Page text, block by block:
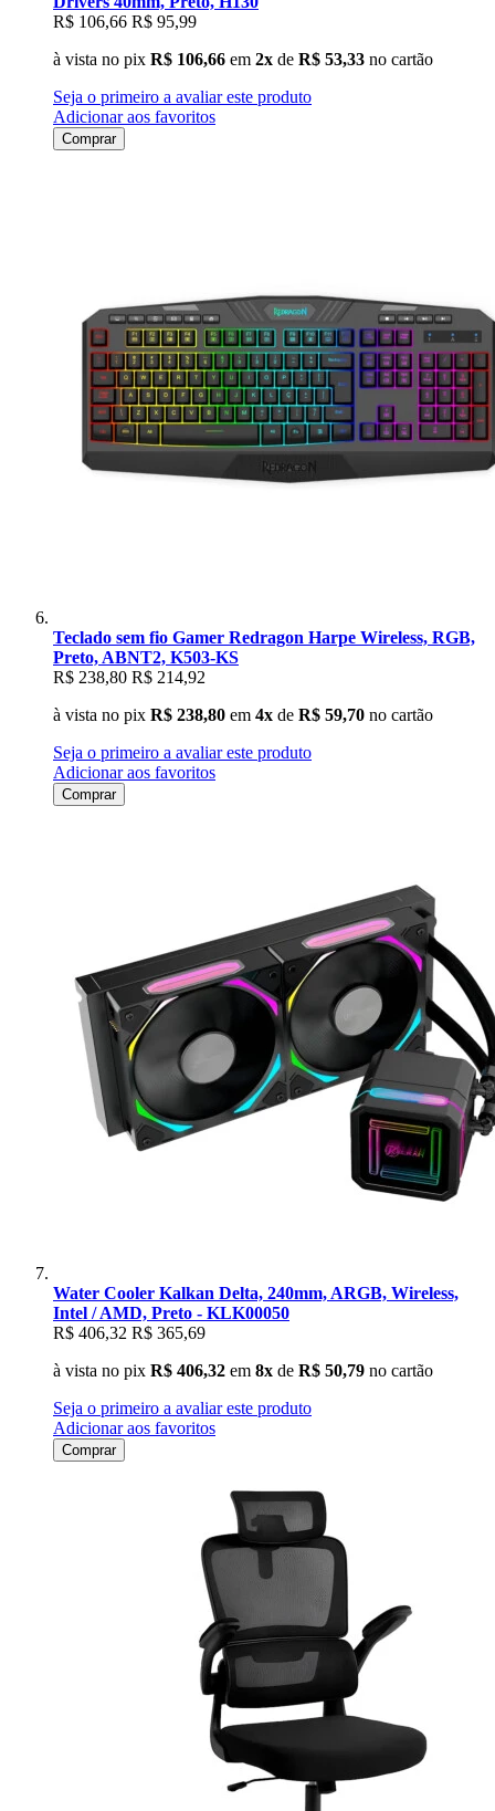
R$ 106,66 R$ 95,99
à vista no pix R$ 106,66 em 2x de R$ 53,33 no cartão
Seja o primeiro a avaliar este produto
Adicionar aos favoritos
Comprar
Teclado sem fio Gamer Redragon Harpe Wireless, RGB,
Preto, ABNT2, K503-KS
R$ 238,80 R$ 214,92
à vista no pix R$ 238,80 em 4x de R$ 59,70 no cartão
Seja o primeiro a avaliar este produto
Adicionar aos favoritos
Comprar
Water Cooler Kalkan Delta, 240mm, ARGB, Wireless,
Intel / AMD, Preto - KLK00050
R$ 406,32 R$ 365,69
à vista no pix R$ 406,32 em 8x de R$ 50,79 no cartão
Seja o primeiro a avaliar este produto
Adicionar aos favoritos
Comprar